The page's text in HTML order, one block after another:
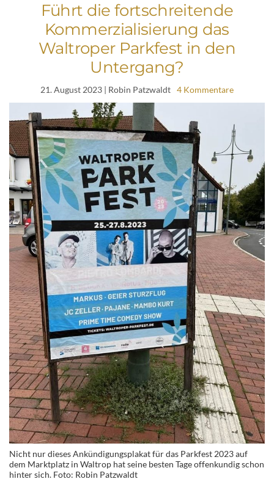
Führt die fortschreitende
Kommerzialisierung das
Waltroper Parkfest in den
Untergang?
21. August 2023 | Robin Patzwaldt 4 Kommentare
Nicht nur dieses Ankündigungsplakat für das Parkfest 2023 auf
dem Marktplatz in Waltrop hat seine besten Tage offenkundig schon
hinter sich. Foto: Robin Patzwaldt